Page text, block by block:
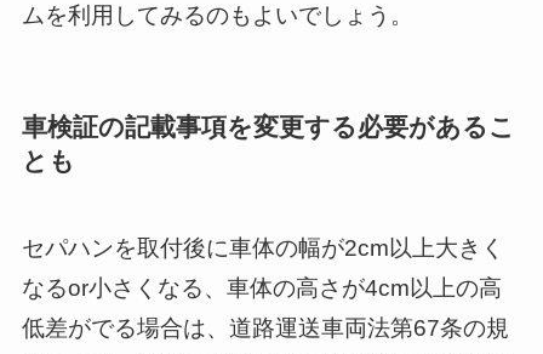
ムを利用してみるのもよいでしょう。
車検証の記載事項を変更する必要があるこ
とも
セパハンを取付後に車体の幅が2cm以上大きく
なるor小さくなる、車体の高さが4cm以上の高
低差がでる場合は、道路運送車両法第67条の規